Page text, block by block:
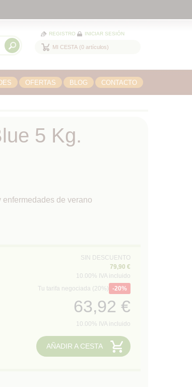
REGISTRO INICIAR SESIÓN
MI CESTA 0 artículos
OFERTAS BLOG CONTACTO
5 Kg.
de verano
SIN DESCUENTO
79,90 €
10.00% IVA incluido
Tu tarifa negociada (20%)
20%
63,92 €
10.00% IVA incluido
AÑADIR A CESTA